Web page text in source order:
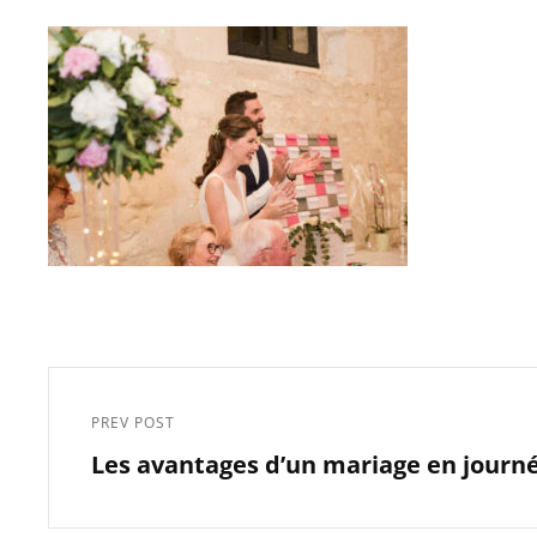
l’article
Previous
Post
PREV POST
Les avantages d’un mariage en